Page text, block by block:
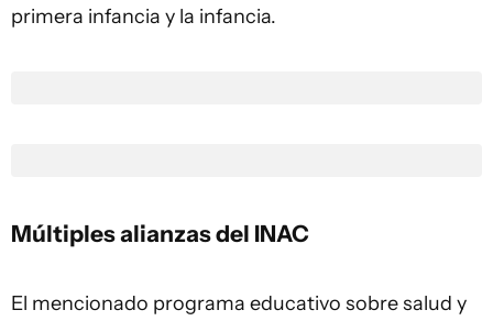
primera infancia y la infancia.
Múltiples alianzas del INAC
El mencionado programa educativo sobre salud y